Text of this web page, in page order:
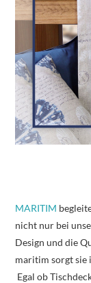
MARITIM
nicht nur bei
Design und die
maritim sorgt sie
Egal ob